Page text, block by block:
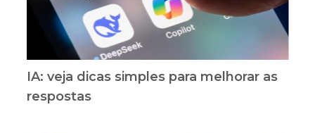
IA: veja dicas simples para melhorar as
respostas